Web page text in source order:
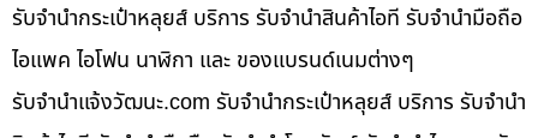
รับจำนำกระเป๋าหลุยส์ บริการ รับจำนำสินค้าไอที รับจำนำมือถือ
ไอแพค ไอโฟน นาฬิกา และ ของแบรนด์เนมต่างๆ
รับจํานําแจ้งวัฒนะ.com รับจำนำกระเป๋าหลุยส์ บริการ รับจำนำ